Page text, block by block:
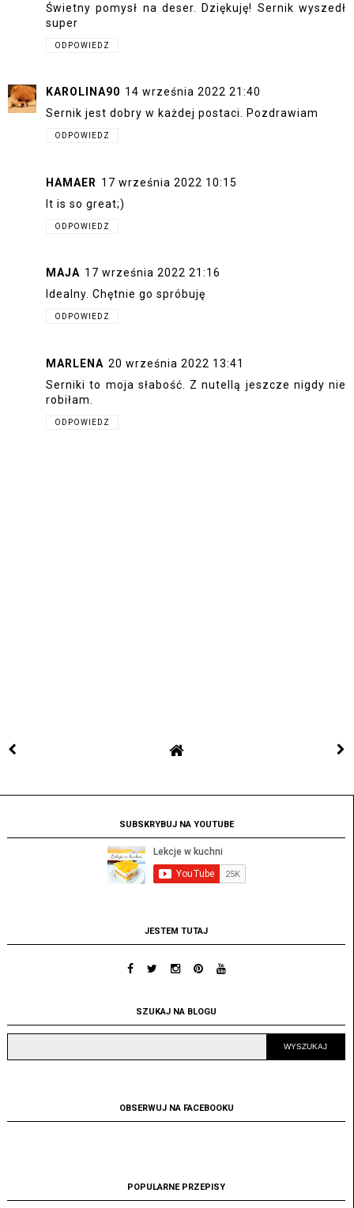
Świetny pomysł na deser. Dziękuję! Sernik wyszedł
super
ODPOWIEDZ
KAROLINA90 14 września 2022 21:40
Sernik jest dobry w każdej postaci. Pozdrawiam
ODPOWIEDZ
HAMAER 17 września 2022 10:15
It is so great;)
ODPOWIEDZ
MAJA 17 września 2022 21:16
Idealny. Chętnie go spróbuję
ODPOWIEDZ
MARLENA 20 września 2022 13:41
Serniki to moja słabość. Z nutellą jeszcze nigdy nie
robiłam.
ODPOWIEDZ
SUBSKRYBUJ NA YOUTUBE
JESTEM TUTAJ
SZUKAJ NA BLOGU
OBSERWUJ NA FACEBOOKU
POPULARNE PRZEPISY